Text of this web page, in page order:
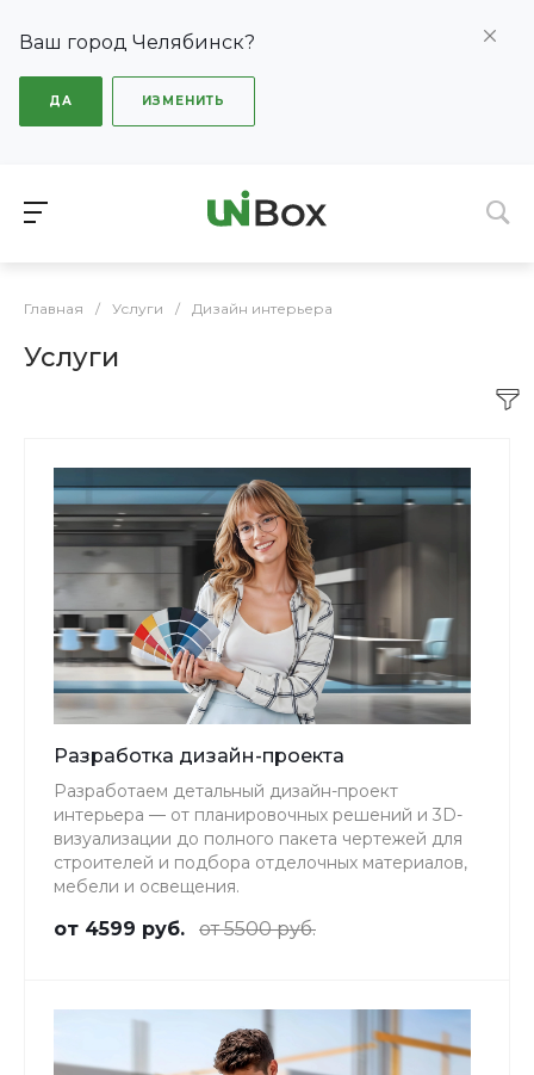
Ваш город Челябинск?
ДА ИЗМЕНИТЬ
Главная / Услуги / Дизайн интерьера
Услуги
Разработка дизайн-проекта
Разработаем детальный дизайн-проект
интерьера — от планировочных решений и 3D-
визуализации до полного пакета чертежей для
строителей и подбора отделочных материалов,
мебели и освещения.
от 4599 руб. от 5500 руб.